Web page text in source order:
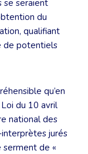
se seraient
du
qualifiant
de potentiels
qu’en
du 10 avril
national des
jurés
serment de «